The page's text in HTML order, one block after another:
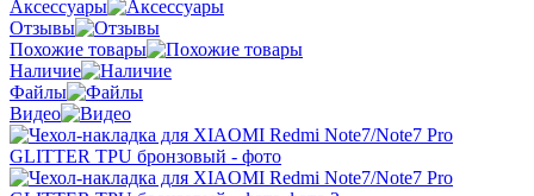
Аксессуары
Отзывы
Похожие товары
Наличие
Файлы
Видео